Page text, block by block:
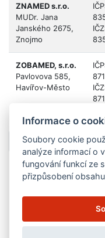
ZNAMED s.r.o.
MUDr. Jana
Janského 2675,
Znojmo
ZOBAMED, s.r.o.
Pavlovova 585,
Havířov-Město
... 42 43
Informace o
Soubory cookie
analýze informací o
fungování funkcí ze
přizpůsobení